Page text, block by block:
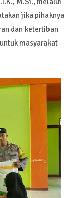
jika pihaknya
dan ketertiban
masyarakat